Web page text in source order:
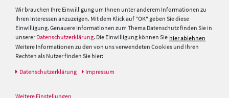
Wir brauchen Ihre Einwilligung um Ihnen unter anderem Informationen zu
Ihren Interessen anzuzeigen. Mit dem Klick auf "OK" geben Sie diese
Einwilligung. Genauere Informationen zum Thema Datenschutz finden Sie in
unserer Datenschutzerklärung. Die Einwilligung können Sie hier ablehnen
Weitere Informationen zu den von uns verwendeten Cookies und Ihren
Rechten als Nutzer finden Sie hier:
Daten­schutz­erklärung Impressum
Weitere Einstellungen